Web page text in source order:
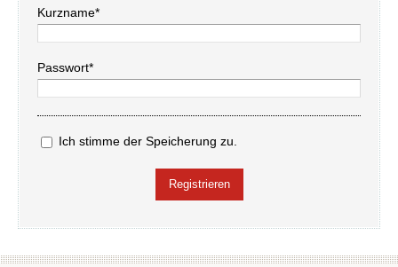
Kurzname*
Passwort*
Ich stimme der Speicherung zu.